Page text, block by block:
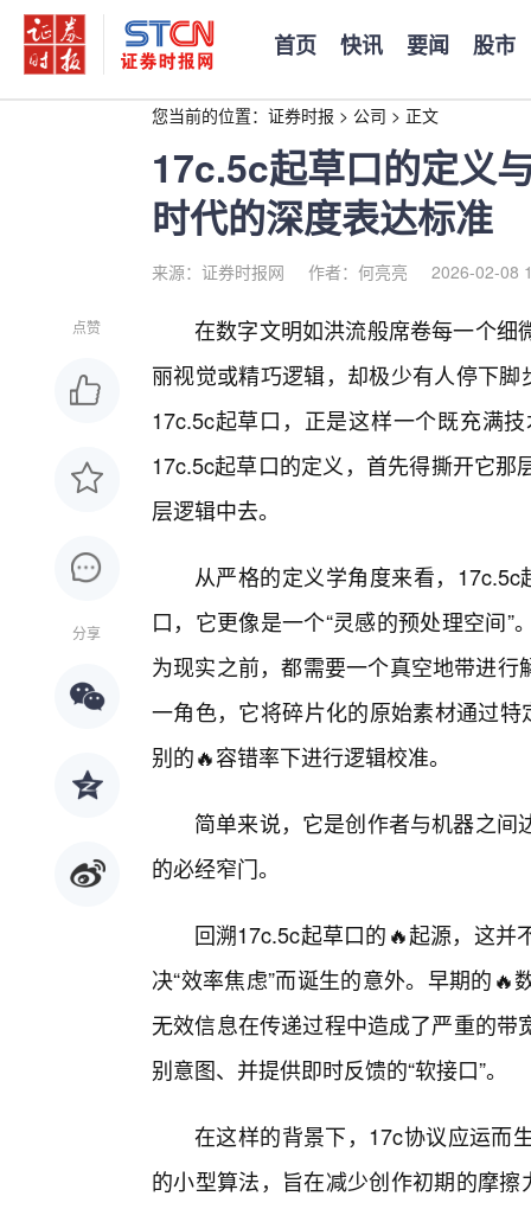
首页 快讯 要闻 股市
您当前的位置： 证券时报 > 公司 > 正文
17c.5c起草口的定义
时代的深度表达标准
来源：证券时报网 作者：何亮亮 2026-02-08
点赞
分享
在数字文明如洪流般席卷每一个细
丽视觉或精巧逻辑，却极少有人停下
17c.5c起草口，正是这样一个既充满
17c.5c起草口的定义，首先得撕开它
层逻辑中去。
从严格的定义学角度来看，
口，它更像是一个“灵感的预处理空间
为现实之前，都需要一个真空地带进
一角色，它将碎片化的原始素材通过
别的🔥容错率下进行逻辑校准。
简单来说，它是创作者与机器之
的必经窄门。
回溯17c.5c起草口的🔥起源，这并
决“效率焦虑”而诞生的意外。早期的
无效信息在传递过程中造成了严重的
别意图、并提供即时反馈的“软接口”。
在这样的背景下，17c协议应运而
的小型算法，旨在减少创作初期的摩